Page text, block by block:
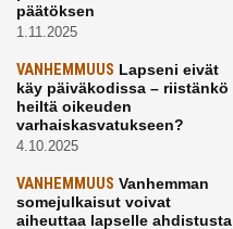
päätöksen
1.11.2025
VANHEMMUUS Lapseni eivät
käy päiväkodissa – riistänkö
heiltä oikeuden
varhaiskasvatukseen?
4.10.2025
VANHEMMUUS Vanhemman
somejulkaisut voivat
aiheuttaa lapselle ahdistusta